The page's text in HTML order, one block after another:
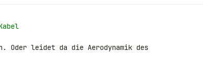
leidet da die Aerodynamik des